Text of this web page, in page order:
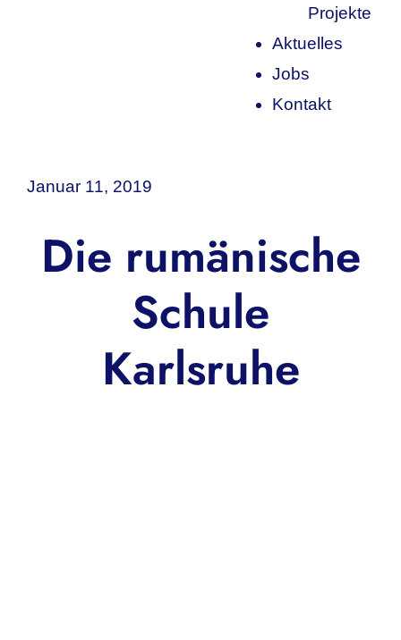
Projekte
Aktuelles
Jobs
Kontakt
Januar 11, 2019
Die rumänische
Schule
Karlsruhe